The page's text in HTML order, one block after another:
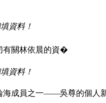
資料！
有關林依晨的資�
資料！
海成員之一——吳尊的個人新